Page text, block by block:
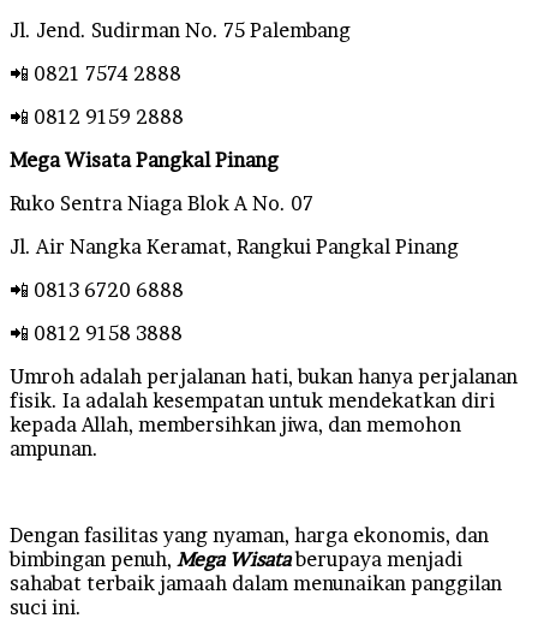
Jl. Jend. Sudirman No. 75 Palembang
📲 0821 7574 2888
📲 0812 9159 2888
Mega Wisata Pangkal Pinang
Ruko Sentra Niaga Blok A No. 07
Jl. Air Nangka Keramat, Rangkui Pangkal Pinang
📲 0813 6720 6888
📲 0812 9158 3888
Umroh adalah perjalanan hati, bukan hanya perjalanan
fisik. Ia adalah kesempatan untuk mendekatkan diri
kepada Allah, membersihkan jiwa, dan memohon
ampunan.
Dengan fasilitas yang nyaman, harga ekonomis, dan
bimbingan penuh, Mega Wisataberupaya menjadi
sahabat terbaik jamaah dalam menunaikan panggilan
suci ini.